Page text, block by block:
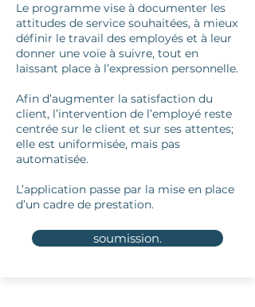
Le programme vise à documenter les
attitudes de service souhaitées, à mieux
définir le travail des employés et à leur
donner une voie à suivre, tout en
laissant place à l’expression personnelle.
Afin d’augmenter la satisfaction du
client, l’intervention de l’employé reste
centrée sur le client et sur ses attentes;
elle est uniformisée, mais pas
automatisée.
L’application passe par la mise en place
d’un cadre de prestation.
soumission.